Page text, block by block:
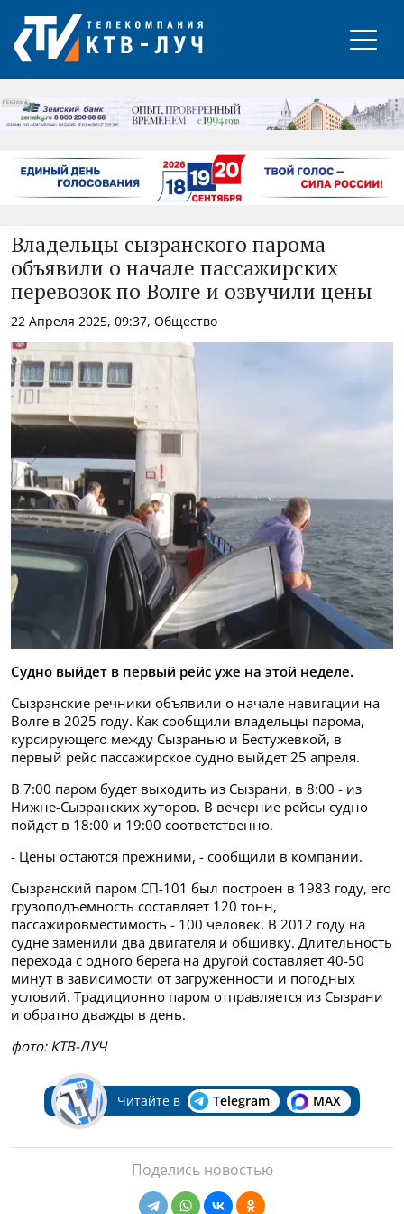
РЕКЛАМА
Владельцы сызранского парома
объявили о начале пассажирских
перевозок по Волге и озвучили цены
22 Апреля 2025, 09:37, Общество
Судно выйдет в первый рейс уже на этой неделе.
Сызранские речники объявили о начале навигации на
Волге в 2025 году. Как сообщили владельцы парома,
курсирующего между Сызранью и Бестужевкой, в
первый рейс пассажирское судно выйдет 25 апреля.
В 7:00 паром будет выходить из Сызрани, в 8:00 - из
Нижне-Сызранских хуторов. В вечерние рейсы судно
пойдет в 18:00 и 19:00 соответственно.
- Цены остаются прежними, - сообщили в компании.
Сызранский паром СП-101 был построен в 1983 году, его
грузоподъемность составляет 120 тонн,
пассажировместимость - 100 человек. В 2012 году на
судне заменили два двигателя и обшивку. Длительность
перехода с одного берега на другой составляет 40-50
минут в зависимости от загруженности и погодных
условий. Традиционно паром отправляется из Сызрани
и обратно дважды в день.
фото: КТВ-ЛУЧ
Читайте в Telegram MAX
Поделись новостью